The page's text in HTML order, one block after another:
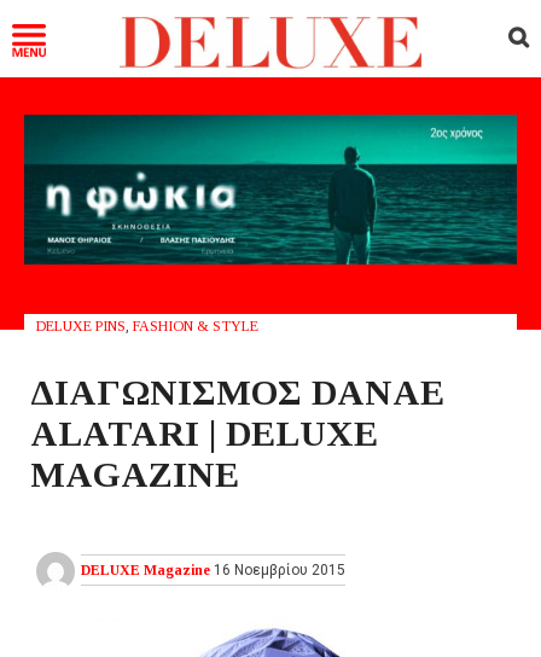
DELUXE PINS FASHION & STYLE
ΔΙΑΓΩΝΙΣΜΟΣ DANAE
ALATARI | DELUXE
MAGAZINE
DELUXE Magazine 16 Νοεμβρίου 2015